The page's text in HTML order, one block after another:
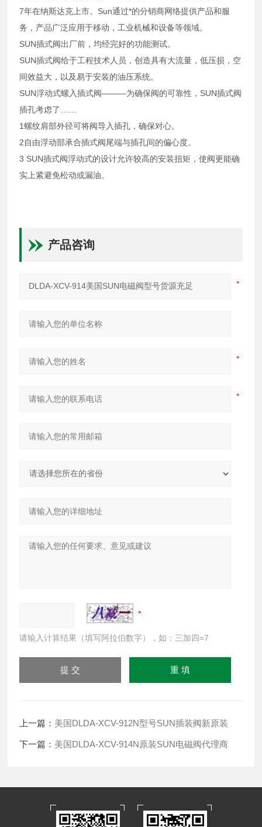
7年在纳斯达克上市。Sun通过*的分销商网络提供产品和服
务，产品广泛应用于移动，工业机械和设备等领域。
SUN插式阀出厂前，均经完好的功能测试。
SUN插式阀给于工程技术人员，创造具有大流量，低压损，空
间效益大，以及易于安装的油压系统。
SUN浮动式螺入插式阀———为确保阀的可靠性，SUN插式阀
插孔考虑了……
1螺纹肩部外径可将阀导入插孔，确保对心。
2自由浮动部承合插式阀尾端与插孔间的偏心度。
3 SUN插式阀浮动式的设计允许较高的安装扭矩，使阀更能确
实上紧避免松动或漏油。
产品咨询
请输入计算结果（填写阿拉伯数字），如：三加四=7
上一篇： 美国DLDA-XCV-912N型号SUN插装阀新原装
下一篇： 美国DLDA-XCV-914N原装SUN电磁阀代理商